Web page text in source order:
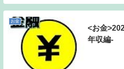
お金
<お金
年収編-